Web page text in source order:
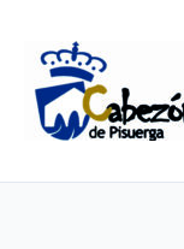
contenido